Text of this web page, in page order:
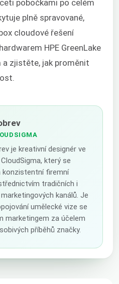
pobočkami po celém
plně spravované,
cloudové řešení
HPE GreenLake
a zjistěte, jak proměnit
je kreativní designér ve
který se
konzistentní firemní
tradičních i
kanálů. Je
umělecké vize se
marketingem za účelem
příběhů značky.